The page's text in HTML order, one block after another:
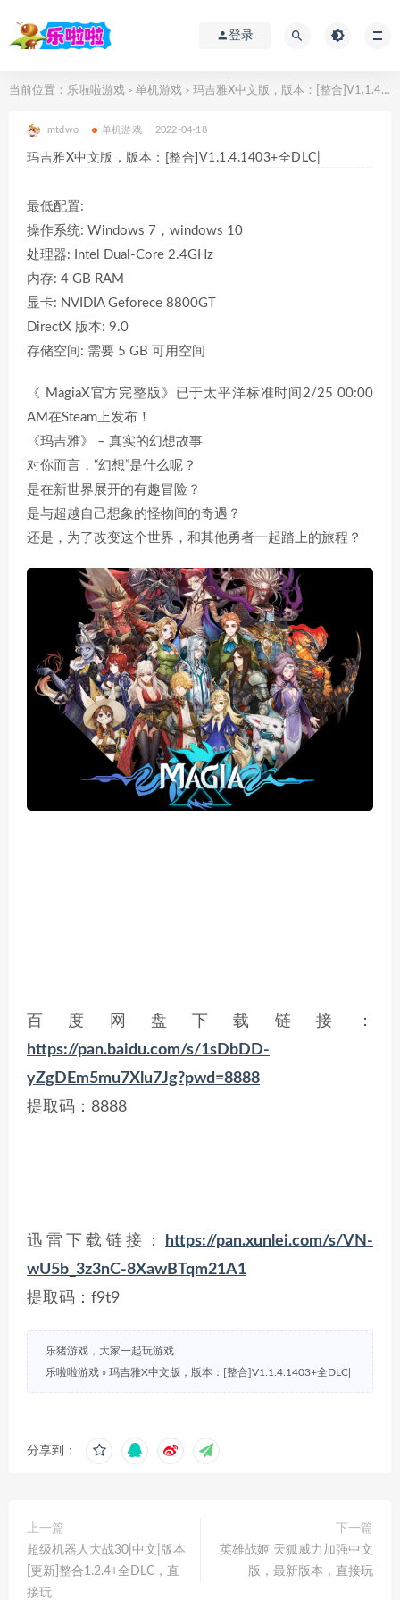
登录
当前位置： 乐啦啦游戏 > 单机游戏 > 玛吉雅X中文版，版本：[整合]V1.1.4.1403+全DLC|
mtdwo 单机游戏 2022-04-18
玛吉雅X中文版，版本：[整合]V1.1.4.1403+全DLC|
最低配置:
操作系统: Windows 7，windows 10
处理器: Intel Dual-Core 2.4GHz
内存: 4 GB RAM
显卡: NVIDIA Geforece 8800GT
DirectX 版本: 9.0
存储空间: 需要 5 GB 可用空间
《 MagiaX官方完整版》已于太平洋标准时间2/25 00:00
AM在Steam上发布！
《玛吉雅》 – 真实的幻想故事
对你而言，“幻想”是什么呢？
是在新世界展开的有趣冒险？
是与超越自己想象的怪物间的奇遇？
还是，为了改变这个世界，和其他勇者一起踏上的旅程？
百度网盘下载链接：
https://pan.baidu.com/s/1sDbDD-
yZgDEm5mu7Xlu7Jg?pwd=8888
提取码：8888
迅雷下载链接：
https://pan.xunlei.com/s/VN-
wU5b_3z3nC-8XawBTqm21A1
提取码：f9t9
乐猪游戏，大家一起玩游戏
乐啦啦游戏 » 玛吉雅X中文版，版本：[整合]V1.1.4.1403+全DLC|
分享到：
上一篇
超级机器人大战30|中文|版本
[更新]整合1.2.4+全DLC，直
接玩
下一篇
英雄战姬 天狐威力加强中文
版，最新版本，直接玩